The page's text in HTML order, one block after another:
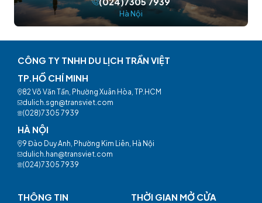
Hà Nội
CÔNG TY TNHH DU LỊCH TRẦN VIỆT
TP.HỒ CHÍ MINH
82 Võ Văn Tần, Phường Xuân Hòa, TP.HCM
dulich.sgn@transviet.com
(028)7305 7939
HÀ NỘI
9 Đào Duy Anh, Phường Kim Liên, Hà Nội
dulich.han@transviet.com
(024)7305 7939
THÔNG TIN THỜI GIAN MỞ CỬA